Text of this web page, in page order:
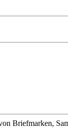
Briefmarken,